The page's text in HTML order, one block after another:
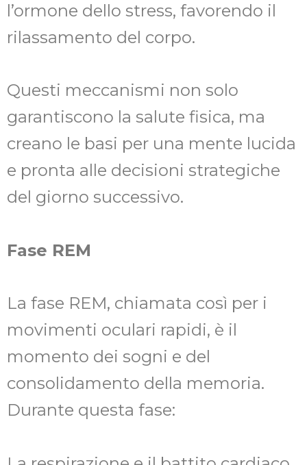
l’ormone dello stress, favorendo il
rilassamento del corpo.
Questi meccanismi non solo
garantiscono la salute fisica, ma
creano le basi per una mente lucida
e pronta alle decisioni strategiche
del giorno successivo.
Fase REM
La fase REM, chiamata così per i
movimenti oculari rapidi, è il
momento dei sogni e del
consolidamento della memoria.
Durante questa fase: